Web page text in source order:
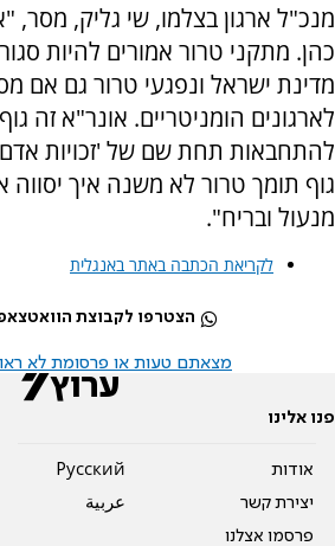
מנכ"ל ארגון בצלמו, שי גליק, מסר,
כהן. מתקני טרור אמורים להיות
מדינת ישראל ונפגעי טרור גם אם
לארגונים הומניטריים. אונר"א זה
להתחבאות תחת שם של 'זכויות
גוף תומך טרור לא משנה איך יסווה
מנעול ובריח".
לקריאת הכתבה באתר באנגלית
הצטרפו לקבוצת הוואטצאפ
מצאתם טעות או פרסומת לא
פנו אלינו
אודות
יצירת קשר
פרסמו אצלנו
Pусский
عربية